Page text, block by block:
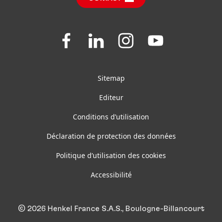
Join
Join
on
Join
on
Join
us
Sitemap
Editeur
Conditions d’utilisation
Déclaration de protection des données
Politique d’utilisation des cookies
Accessibilité
© 2026 Henkel France S.A.S., Boulogne-Billancourt